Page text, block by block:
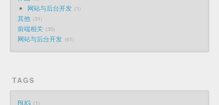
网站与后台开发 1
其他 31
前端相关 35
网站与后台开发 61
TAGS
BUG 1